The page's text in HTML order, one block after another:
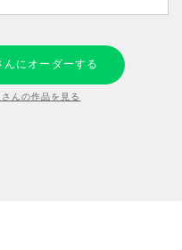
んにオーダーする
んの作品を見る